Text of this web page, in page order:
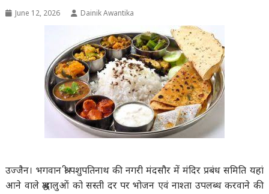
June 12, 2026 Dainik Awantika
उज्जैन। भगवान श्री पशुपतिनाथ की नगरी मंदसौर में मंदिर प्रबंध समिति यहां
आने वाले श्रद्धालुओं को सस्ती दर पर भोजन एवं नाश्ता उपलब्ध करवाने की